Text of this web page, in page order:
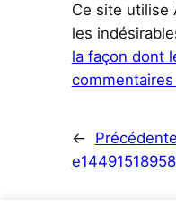
Ce site utilise
les
la façon dont
←